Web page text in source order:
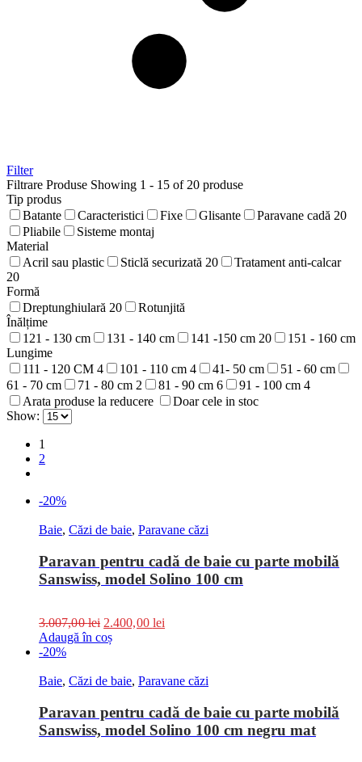
Filter
Filtrare Produse Showing 1 - 15 of 20 produse
Tip produs
Batante
Caracteristici Fixe Glisante Paravane cadă 20
Pliabile
Sisteme montaj
Material
Acril sau plastic
Sticlă securizată 20
Tratament anti-calcar
20
Formă
Dreptunghiulară 20
Rotunjită
Înălțime
121 - 130 cm
131 - 140 cm 141 -150 cm 20
151 - 160 cm
Lungime
111 - 120 CM 4 101 - 110 cm 4 41- 50 cm
51 - 60 cm
61 - 70 cm
71 - 80 cm 2 81 - 90 cm 6 91 - 100 cm 4
Arata produse la reducere
Doar cele in stoc
Show:
1
2
-20%
Baie, Căzi de baie, Paravane căzi
Paravan pentru cadă de baie cu parte mobilă
Sanswiss, model Solino 100 cm
3.007,00lei 2.400,00 lei
Adaugă în coș
-20%
Baie, Căzi de baie, Paravane căzi
Paravan pentru cadă de baie cu parte mobilă
Sanswiss, model Solino 100 cm negru mat